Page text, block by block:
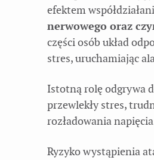
efektem
nerwowego oraz
części osób układ
stres, uruchamiając
Istotną rolę odgrywa
przewlekły stres,
rozładowania
Ryzyko wystąpienia